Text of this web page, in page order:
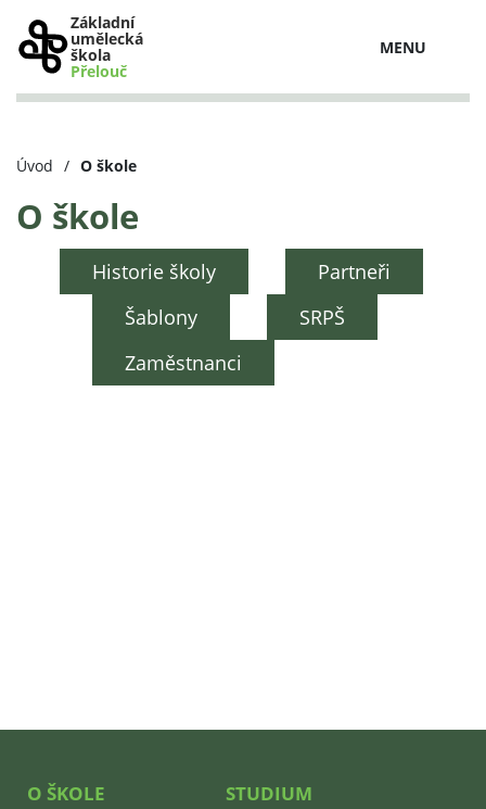
Základní
umělecká
škola
Přelouč
MENU
Úvod / O škole
O škole
Historie školy
Partneři
Šablony
SRPŠ
Zaměstnanci
O ŠKOLE STUDIUM